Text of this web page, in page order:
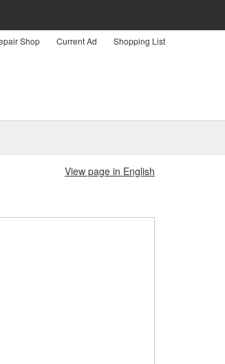
Shop Current Ad Shopping List
View page in English